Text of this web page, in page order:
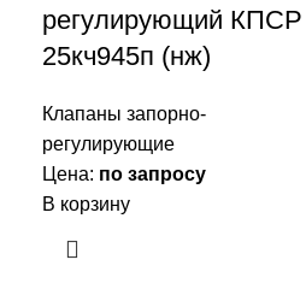
регулирующий КПСР
25кч945п (нж)
Клапаны запорно-
регулирующие
Цена: по запросу
В корзину